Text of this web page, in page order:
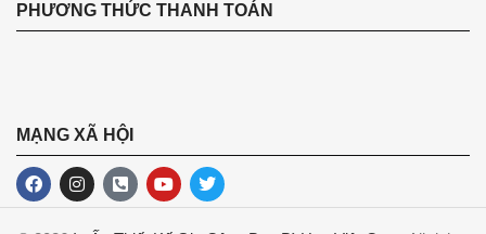
PHƯƠNG THỨC THANH TOÁN
MẠNG XÃ HỘI